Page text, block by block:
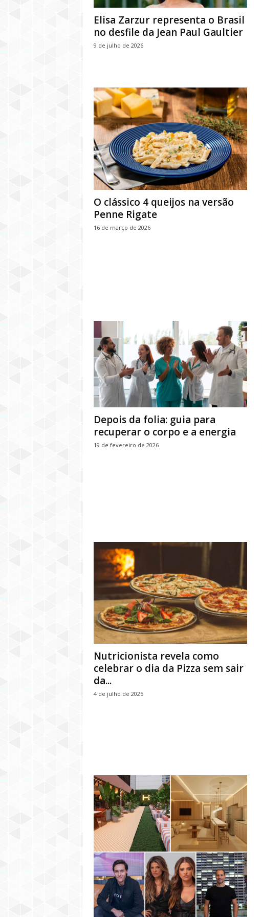
Elisa Zarzur representa o Brasil
no desfile da Jean Paul Gaultier
9 de julho de 2026
O clássico 4 queijos na versão
Penne Rigate
16 de março de 2026
Depois da folia: guia para
recuperar o corpo e a energia
19 de fevereiro de 2026
Nutricionista revela como
celebrar o dia da Pizza sem sair
da...
4 de julho de 2025